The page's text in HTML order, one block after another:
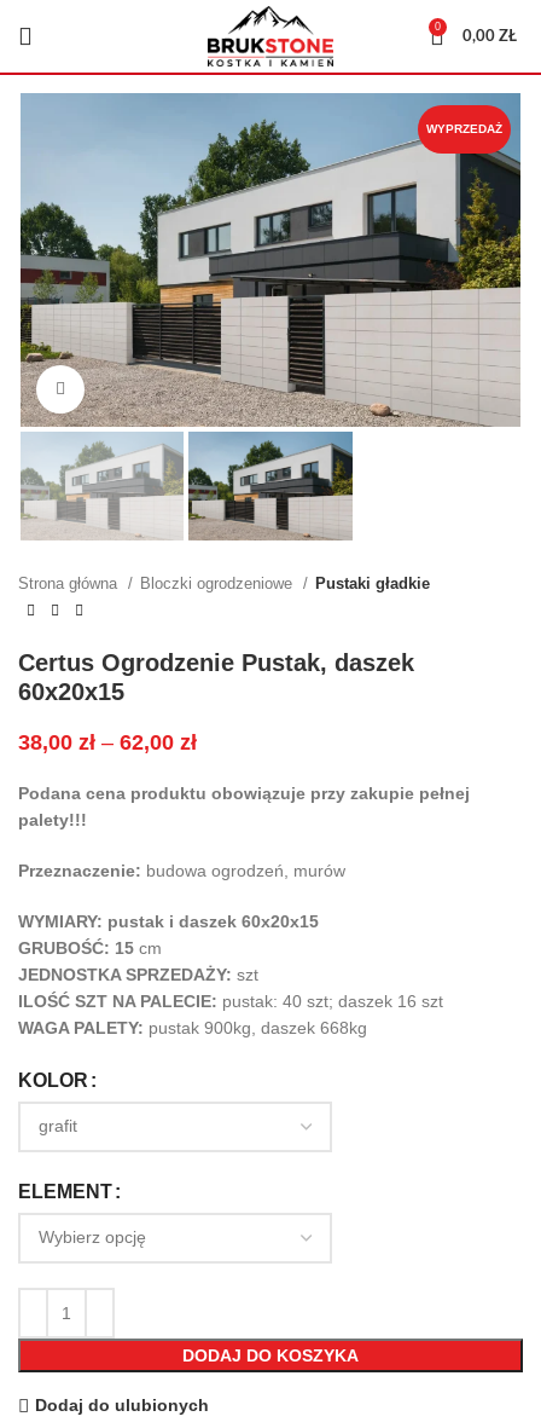
0
0,00ZŁ
WYPRZEDAŻ
Kliknij, aby powiększyć
Strona główna Bloczki ogrodzeniowe Pustaki gładkie
Certus Ogrodzenie Pustak, daszek
60x20x15
38,00 zł – 62,00 zł
Podana cena produktu obowiązuje przy zakupie pełnej
palety!!!
Przeznaczenie: budowa ogrodzeń, murów
WYMIARY: pustak i daszek 60x20x15
GRUBOŚĆ: 15 cm
JEDNOSTKA SPRZEDAŻY: szt
ILOŚĆ SZT NA PALECIE: pustak: 40 szt; daszek 16 szt
WAGA PALETY: pustak 900kg, daszek 668kg
KOLOR
ELEMENT
DODAJ DO KOSZYKA
Dodaj do ulubionych